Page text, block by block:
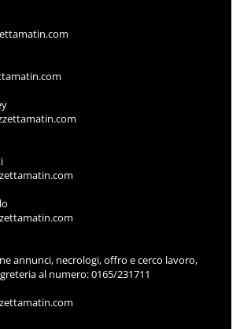
annunci, necrologi, offro e cerco lavoro,
al numero: 0165/231711